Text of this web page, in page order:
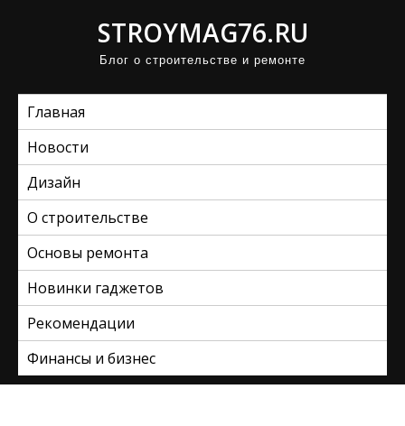
STROYMAG76.RU
Блог о строительстве и ремонте
Главная
Новости
Дизайн
О строительстве
Основы ремонта
Новинки гаджетов
Рекомендации
Финансы и бизнес